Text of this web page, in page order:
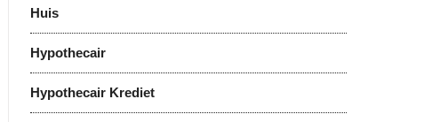
Huis
Hypothecair
Hypothecair Krediet